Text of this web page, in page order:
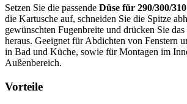
Setzen Sie die passende Düse für 290/300/
die Kartusche auf, schneiden Sie die Spitze
gewünschten Fugenbreite und drücken Sie
heraus. Geeignet für Abdichten von Fenstern
in Bad und Küche, sowie für Montagen im
Außenbereich.
Vorteile